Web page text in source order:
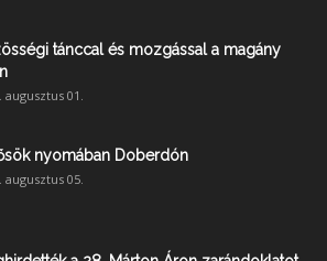
tánccal és mozgással a magány
augusztus 01.
nyomában Doberdón
augusztus 05.